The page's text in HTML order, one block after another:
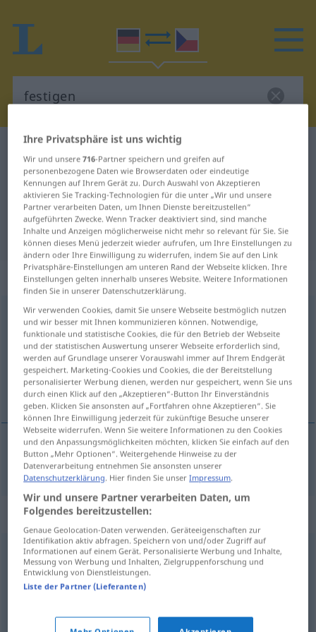
Deutsch-Tschechisch Wörterbuch
Deutsch-Tschechisch Übersetzung
für "festigen"
"festigen" Tschechisch Übersetzung
„festigen“
festigen
Übersicht aller Übersetzungen
(Für mehr Details die Übersetzung anklicken/antippen)
upevňovat
upevňovat<-nit>a. FIG (sichse) festigen
Synonyme für "festigen"
konsolidieren,(sich) stabilisieren
Ihre Privatsphäre ist uns wichtig
Wir und unsere716-Partner speichern und greifen auf
personenbezogene Daten wie Browserdaten oder eindeutige
Kennungen auf Ihrem Gerät zu. Durch Auswahl von Akzeptieren
aktivieren Sie Tracking-Technologien für die unter „Wir und unsere
Partner verarbeiten Daten, um Ihnen Dienste bereitzustellen“
aufgeführten Zwecke. Wenn Tracker deaktiviert sind, sind manche
Inhalte und Anzeigen möglicherweise nicht mehr so relevant für Sie. Sie
können dieses Menü jederzeit wieder aufrufen, um Ihre Einstellungen zu
ändern oder Ihre Einwilligung zu widerrufen, indem Sie auf den Link
Privatsphäre-Einstellungen am unteren Rand der Webseite klicken. Ihre
Einstellungen gelten innerhalb unseres Website. Weitere Informationen
finden Sie in unserer Datenschutzerklärung.
Wir verwenden Cookies, damit Sie unsere Webseite bestmöglich nutzen
und wir besser mit Ihnen kommunizieren können. Notwendige,
funktionale und statistische Cookies, die für den Betrieb der Webseite
und der statistischen Auswertung unserer Webseite erforderlich sind,
werden auf Grundlage unserer Vorauswahl immer auf Ihrem Endgerät
gespeichert. Marketing-Cookies und Cookies, die der Bereitstellung
personalisierter Werbung dienen, werden nur gespeichert, wenn Sie uns
durch einen Klick auf den „Akzeptieren“-Button Ihr Einverständnis
geben. Klicken Sie ansonsten auf „Fortfahren ohne Akzeptieren“. Sie
können Ihre Einwilligung jederzeit für zukünftige Besuche unserer
Webseite widerrufen. Wenn Sie weitere Informationen zu den Cookies
und den Anpassungsmöglichkeiten möchten, klicken Sie einfach auf den
Button „Mehr Optionen“. Weitergehende Hinweise zu der
Datenverarbeitung entnehmen Sie ansonsten unserer
Datenschutzerklärung. Hier finden Sie unserImpressum.
Wir und unsere Partner verarbeiten Daten, um
Folgendes bereitzustellen:
Genaue Geolocation-Daten verwenden. Geräteeigenschaften zur
Identifikation aktiv abfragen. Speichern von und/oder Zugriff auf
Informationen auf einem Gerät. Personalisierte Werbung und Inhalte,
Messung von Werbung und Inhalten, Zielgruppenforschung und
Entwicklung von Dienstleistungen.
Liste der Partner (Lieferanten)